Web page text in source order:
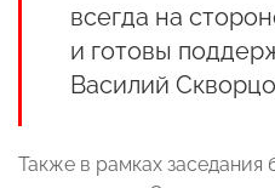
всегда на
и готовы
Василий
Также в рамках заседания